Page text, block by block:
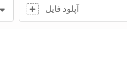
آپلود فایل